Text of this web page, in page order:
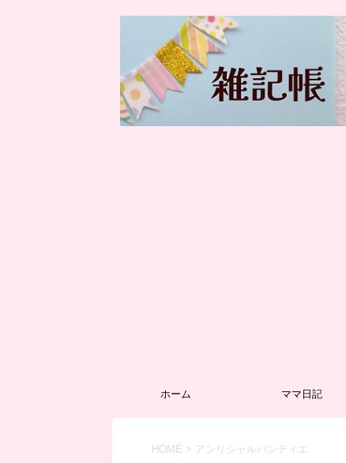
ホーム ママ日記
HOME > アンリシャルパンティエ